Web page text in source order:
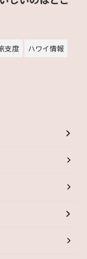
支度 ハワイ情報